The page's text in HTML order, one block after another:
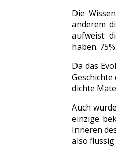
Die
anderem
aufweist:
haben.
Da das
dichte
Auch
einzige
Inneren
also